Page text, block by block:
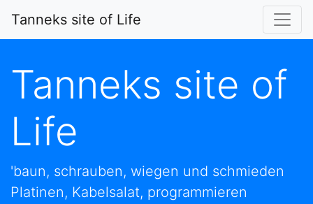
Tanneks site of Life
Tanneks site of
Life
'baun, schrauben, wiegen und schmieden
Platinen, Kabelsalat, programmieren